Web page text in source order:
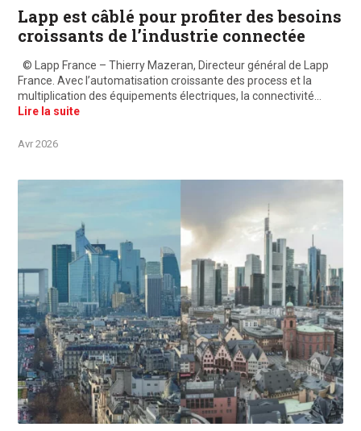
Lapp est câblé pour profiter des besoins
croissants de l’industrie connectée
© Lapp France – Thierry Mazeran, Directeur général de Lapp
France. Avec l’automatisation croissante des process et la
multiplication des équipements électriques, la connectivité…
Lire la suite
Avr 2026